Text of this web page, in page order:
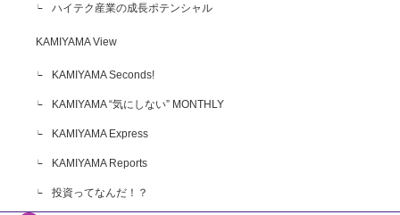
ハイテク産業の成長ポテンシャル
KAMIYAMA View
KAMIYAMA Seconds!
KAMIYAMA “気にしない” MONTHLY
KAMIYAMA Express
KAMIYAMA Reports
投資ってなんだ！？